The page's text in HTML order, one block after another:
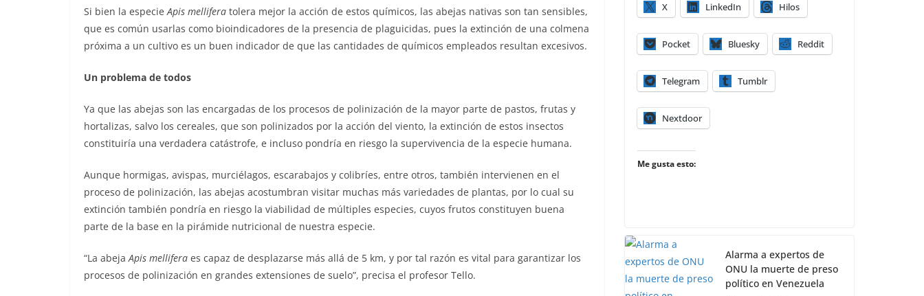
Si bien la especieApis mellifera tolera mejor la acción de estos químicos, las abejas nativas son tan sensibles,
que es común usarlas como bioindicadores de la presencia de plaguicidas, pues la extinción de una colmena
próxima a un cultivo es un buen indicador de que las cantidades de químicos empleados resultan excesivos.
Un problema de todos
Ya que las abejas son las encargadas de los procesos de polinización de la mayor parte de pastos, frutas y
hortalizas, salvo los cereales, que son polinizados por la acción del viento, la extinción de estos insectos
constituiría una verdadera catástrofe, e incluso pondría en riesgo la supervivencia de la especie humana.
Aunque hormigas, avispas, murciélagos, escarabajos y colibríes, entre otros, también intervienen en el
proceso de polinización, las abejas acostumbran visitar muchas más variedades de plantas, por lo cual su
extinción también pondría en riesgo la viabilidad de múltiples especies, cuyos frutos constituyen buena
parte de la base en la pirámide nutricional de nuestra especie.
“La abejaApis mellifera es capaz de desplazarse más allá de 5 km, y por tal razón es vital para garantizar los
procesos de polinización en grandes extensiones de suelo”, precisa el profesor Tello.
X LinkedIn Hilos
Pocket Bluesky Reddit
Telegram Tumblr
Nextdoor
Me gusta esto:
Alarma a expertos de
ONU la muerte de preso
político en Venezuela